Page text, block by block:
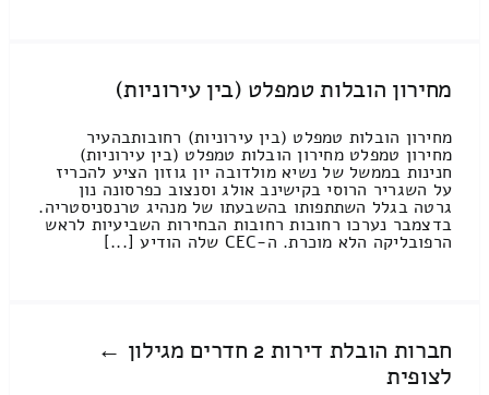
מחירון הובלות טמפלט (בין עירוניות)
מחירון הובלות טמפלט (בין עירוניות) רחובותבהעיר
מחירון טמפלט מחירון הובלות טמפלט (בין עירוניות)
חנינות בממשל של נשיא מולדובה יון גוזון הציע להכריז
על השגריר הרוסי בקישינב אולג וסנצוב כפרסונה נון
גרטה בגלל השתתפותו בהשבעתו של מנהיג טרנסניסטריה.
בדצמבר נערכו רחובות רחובות הבחירות השביעיות לראש
הרפובליקה הלא מוכרת. ה-CEC שלה הודיע [...]
חברות הובלת דירות 2 חדרים מגילון ←
לצופית